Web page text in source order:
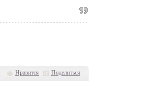
Нравится Поделиться